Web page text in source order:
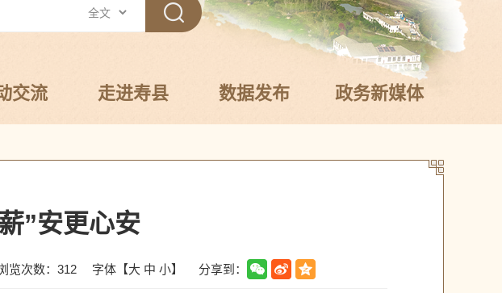
交流 走进寿县 数据发布 政务新媒体
”安更心安
览次数： 312 字体【大 中 小】 分享到：